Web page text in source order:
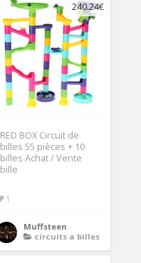
240.24€
RED BOX Circuit de
billes 55 pièces + 10
billes Achat / Vente
bille
1
Muffsteen
circuits a billes